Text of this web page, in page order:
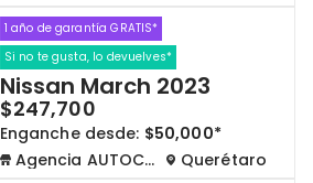
1 año de garantía GRATIS*
Si no te gusta, lo devuelves*
Nissan March 2023
$247,700
Enganche desde: $50,000*
Agencia AUTOCOM
Querétaro